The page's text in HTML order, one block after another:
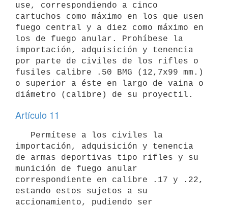
use, correspondiendo a cinco
cartuchos como máximo en los que usen
fuego central y a diez como máximo en
los de fuego anular. Prohíbese la
importación, adquisición y tenencia
por parte de civiles de los rifles o
fusiles calibre .50 BMG (12,7x99 mm.)
o superior a éste en largo de vaina o
Artículo 11
importación, adquisición y tenencia
de armas deportivas tipo rifles y su
munición de fuego anular
correspondiente en calibre .17 y .22,
estando estos sujetos a su
accionamiento, pudiendo ser